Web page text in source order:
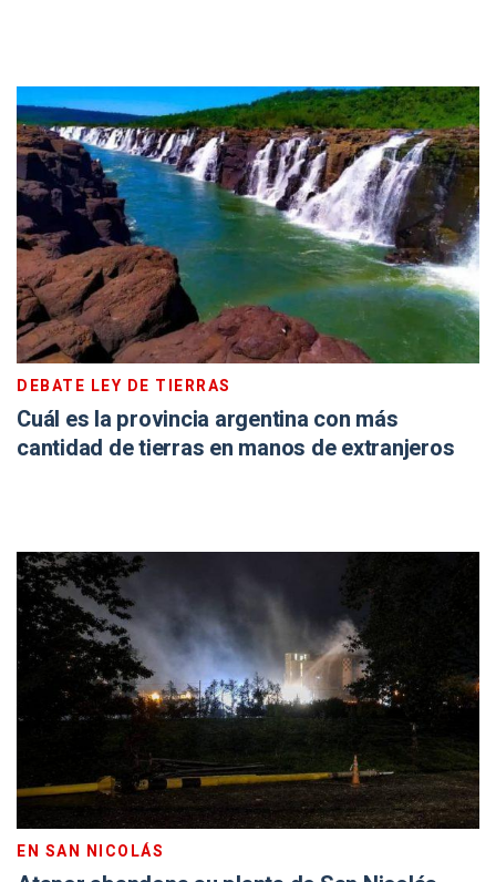
DEBATE LEY DE TIERRAS
Cuál es la provincia argentina con más
cantidad de tierras en manos de extranjeros
EN SAN NICOLÁS